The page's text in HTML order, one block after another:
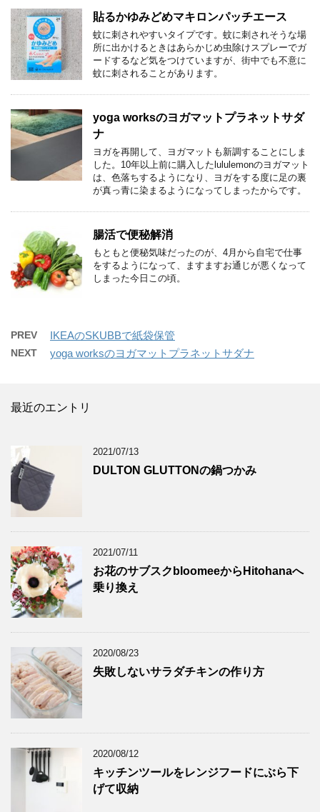
貼るかゆみどめマキロンパッチエース
蚊に刺されやすいタイプです。蚊に刺されそうな場
所に出かけるときはあらかじめ虫除けスプレーでガ
ードするなど気をつけていますが、街中でも不意に
蚊に刺されることがあります。
yoga worksのヨガマットプラネットサダ
ナ
ヨガを再開して、ヨガマットも新調することにしま
した。10年以上前に購入したlululemonのヨガマット
は、色落ちするようになり、ヨガをする度に足の裏
が真っ青に染まるようになってしまったからです。
腸活で便秘解消
もともと便秘気味だったのが、4月から自宅で仕事
をするようになって、ますますお通じが悪くなって
しまった今日この頃。
PREV IKEAのSKUBBで紙袋保管
NEXT yoga worksのヨガマットプラネットサダナ
最近のエントリ
2021/07/13
DULTON GLUTTONの鍋つかみ
2021/07/11
お花のサブスクbloomeeからHitohanaへ
乗り換え
2020/08/23
失敗しないサラダチキンの作り方
2020/08/12
キッチンツールをレンジフードにぶら下
げて収納